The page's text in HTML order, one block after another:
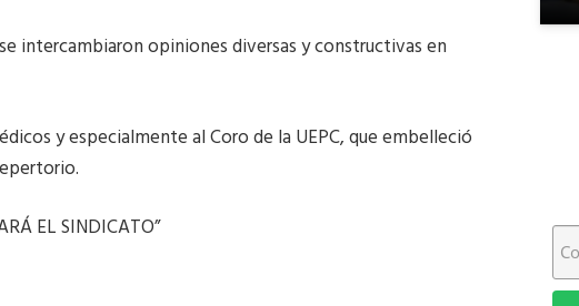
intercambiaron opiniones diversas y constructivas en
y especialmente al Coro de la UEPC, que embelleció
EL SINDICATO”